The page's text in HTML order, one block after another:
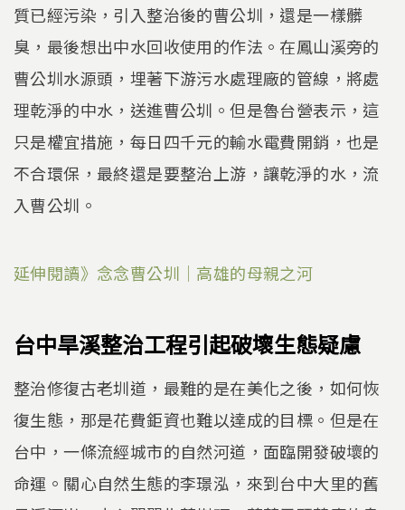
質已經污染，引入整治後的曹公圳，還是一樣髒
臭，最後想出中水回收使用的作法。在鳳山溪旁的
曹公圳水源頭，埋著下游污水處理廠的管線，將處
理乾淨的中水，送進曹公圳。但是魯台營表示，這
只是權宜措施，每日四千元的輸水電費開銷，也是
不合環保，最終還是要整治上游，讓乾淨的水，流
入曹公圳。
延伸閱讀》念念曹公圳｜高雄的母親之河
台中旱溪整治工程引起破壞生態疑慮
整治修復古老圳道，最難的是在美化之後，如何恢
復生態，那是花費鉅資也難以達成的目標。但是在
台中，一條流經城市的自然河道，面臨開發破壞的
命運。關心自然生態的李璟泓，來到台中大里的舊